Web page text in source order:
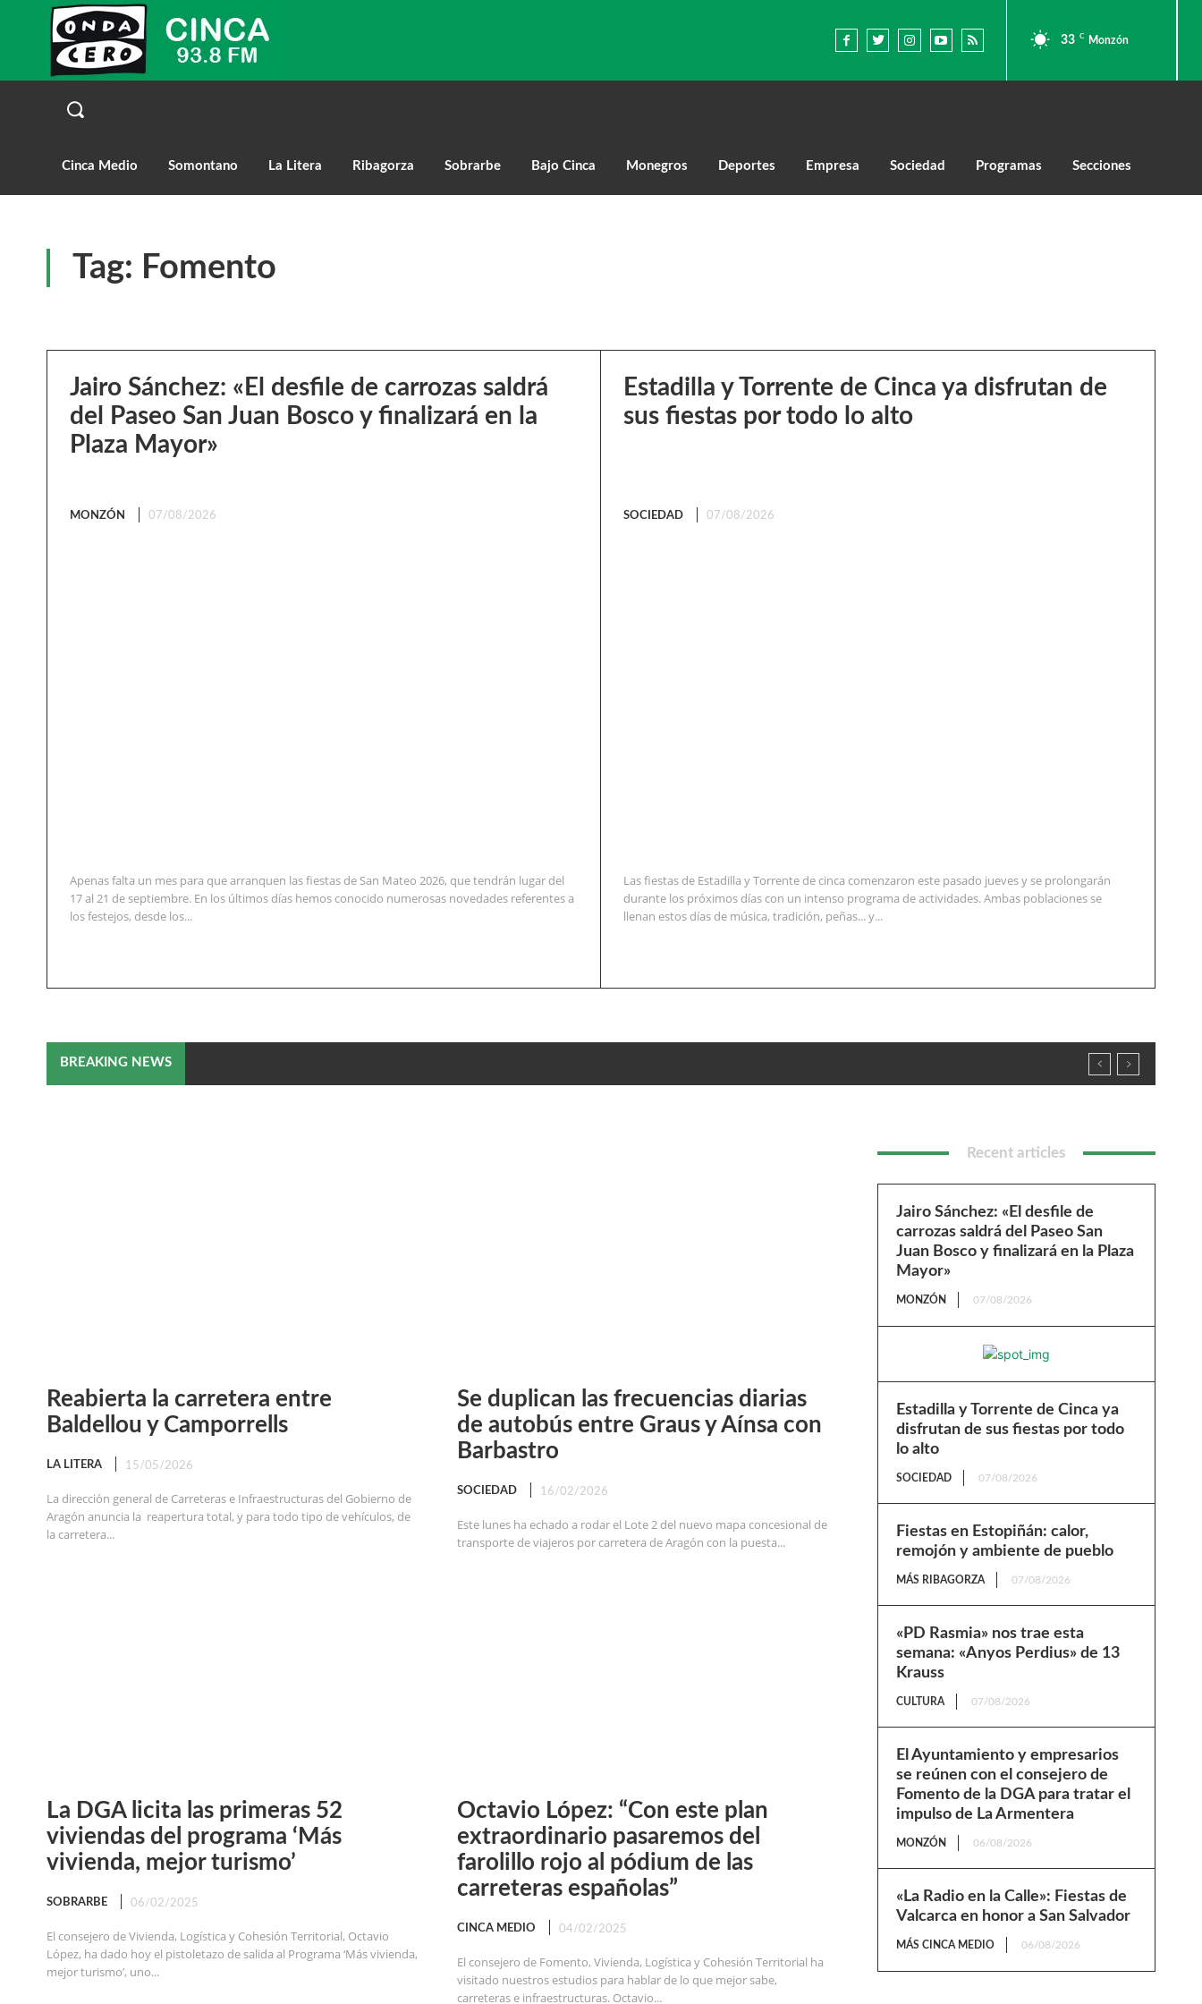
33 C Monzón
Cinca Medio Somontano La Litera Ribagorza Sobrarbe Bajo Cinca Monegros Deportes Empresa Sociedad Programas Secciones
Tag: Fomento
Jairo Sánchez: «El desfile de carrozas saldrá
del Paseo San Juan Bosco y finalizará en la
Plaza Mayor»
MONZÓN 07/08/2026
Apenas falta un mes para que arranquen las fiestas de San Mateo 2026, que tendrán lugar del
17 al 21 de septiembre. En los últimos días hemos conocido numerosas novedades referentes a
los festejos, desde los...
Estadilla y Torrente de Cinca ya disfrutan de
sus fiestas por todo lo alto
SOCIEDAD 07/08/2026
Las fiestas de Estadilla y Torrente de cinca comenzaron este pasado jueves y se prolongarán
durante los próximos días con un intenso programa de actividades. Ambas poblaciones se
llenan estos días de música, tradición, peñas... y...
BREAKING NEWS
Reabierta la carretera entre
Baldellou y Camporrells
LA LITERA 15/05/2026
La dirección general de Carreteras e Infraestructuras del Gobierno de
Aragón anuncia la reapertura total, y para todo tipo de vehículos, de
la carretera...
Se duplican las frecuencias diarias
de autobús entre Graus y Aínsa con
Barbastro
SOCIEDAD 16/02/2026
Este lunes ha echado a rodar el Lote 2 del nuevo mapa concesional de
transporte de viajeros por carretera de Aragón con la puesta...
La DGA licita las primeras 52
viviendas del programa ‘Más
vivienda, mejor turismo’
SOBRARBE 06/02/2025
El consejero de Vivienda, Logística y Cohesión Territorial, Octavio
López, ha dado hoy el pistoletazo de salida al Programa ‘Más vivienda,
mejor turismo’, uno...
Octavio López: “Con este plan
extraordinario pasaremos del
farolillo rojo al pódium de las
carreteras españolas”
CINCA MEDIO 04/02/2025
El consejero de Fomento, Vivienda, Logística y Cohesión Territorial ha
visitado nuestros estudios para hablar de lo que mejor sabe,
carreteras e infraestructuras. Octavio...
Recent articles
Jairo Sánchez: «El desfile de
carrozas saldrá del Paseo San
Juan Bosco y finalizará en la Plaza
Mayor»
MONZÓN 07/08/2026
Estadilla y Torrente de Cinca ya
disfrutan de sus fiestas por todo
lo alto
SOCIEDAD 07/08/2026
Fiestas en Estopiñán: calor,
remojón y ambiente de pueblo
MÁS RIBAGORZA 07/08/2026
«PD Rasmia» nos trae esta
semana: «Anyos Perdius» de 13
Krauss
CULTURA 07/08/2026
El Ayuntamiento y empresarios
se reúnen con el consejero de
Fomento de la DGA para tratar el
impulso de La Armentera
MONZÓN 06/08/2026
«La Radio en la Calle»: Fiestas de
Valcarca en honor a San Salvador
MÁS CINCA MEDIO 06/08/2026